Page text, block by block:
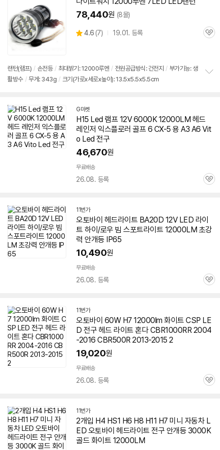
78,440원 (8몰)
별
4.6 (상
뷰
7) 19.01. 등록
관
랜턴(램프) / 손전등 / 최대밝기:12000루멘 / 전원공급방식: 건전지 / 부가기능: 생
활방수 / 무게: 343g / 크기(가로x세로x높이): 13.5x5.5x5.5cm
G마켓
H15 Led 램프 12V 6000K 12000LM 헤드
레인저 익스플로러 골프 6 CX-5 용 A3 A6 Vit
o Led 전구
46,670원
무료배송
26.08. 등록
관
11번가
오토바이 헤드라이트 BA20D 12V LED 라이
트 하이/로우 빔 스포트라이트 12000LM 초강
력 안개등 IP65
10,490원
무료배송
26.08. 등록
관
11번가
오토바이 60W H7 12000lm 화이트 CSP LE
D 전구 헤드 라이트 혼다 CBR1000RR 2004
-2016 CBR500R 2013-2015 2
19,020원
무료배송
26.08. 등록
관
11번가
2개입 H4 HS1 H6 H8 H11 H7 미니 자동차 L
ED 오토바이 헤드라이트 전구 안개등 3000K
골드 화이트 12000LM
세부정보 열기/접기